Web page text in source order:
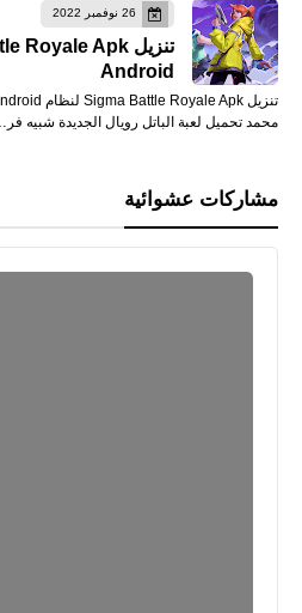
26 نوفمبر 2022
Android
محمد تحميل لعبة الباتل رويال الجديدة شبيه فر…
مشاركات عشوائية